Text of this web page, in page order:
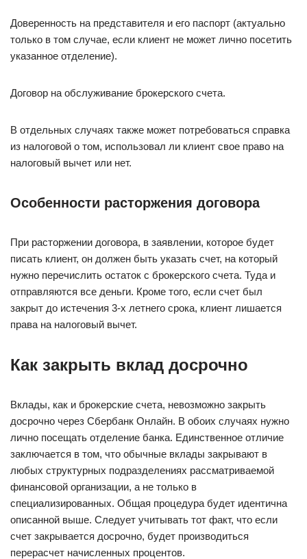
Доверенность на представителя и его паспорт (актуально
только в том случае, если клиент не может лично посетить
указанное отделение).
Договор на обслуживание брокерского счета.
В отдельных случаях также может потребоваться справка
из налоговой о том, использовал ли клиент свое право на
налоговый вычет или нет.
Особенности расторжения договора
При расторжении договора, в заявлении, которое будет
писать клиент, он должен быть указать счет, на который
нужно перечислить остаток с брокерского счета. Туда и
отправляются все деньги. Кроме того, если счет был
закрыт до истечения 3-х летнего срока, клиент лишается
права на налоговый вычет.
Как закрыть вклад досрочно
Вклады, как и брокерские счета, невозможно закрыть
досрочно через Сбербанк Онлайн. В обоих случаях нужно
лично посещать отделение банка. Единственное отличие
заключается в том, что обычные вклады закрывают в
любых структурных подразделениях рассматриваемой
финансовой организации, а не только в
специализированных. Общая процедура будет идентична
описанной выше. Следует учитывать тот факт, что если
счет закрывается досрочно, будет производиться
перерасчет начисленных процентов.